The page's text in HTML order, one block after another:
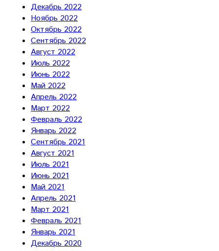
Декабрь 2022
Ноябрь 2022
Октябрь 2022
Сентябрь 2022
Август 2022
Июль 2022
Июнь 2022
Май 2022
Апрель 2022
Март 2022
Февраль 2022
Январь 2022
Сентябрь 2021
Август 2021
Июль 2021
Июнь 2021
Май 2021
Апрель 2021
Март 2021
Февраль 2021
Январь 2021
Декабрь 2020